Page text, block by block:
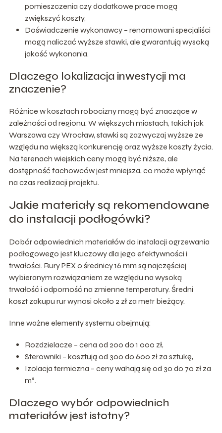
pomieszczenia czy dodatkowe prace mogą
zwiększyć koszty,
Doświadczenie wykonawcy – renomowani specjaliści
mogą naliczać wyższe stawki, ale gwarantują wysoką
jakość wykonania.
Dlaczego lokalizacja inwestycji ma
znaczenie?
Różnice w kosztach robocizny mogą być znaczące w
zależności od regionu. W większych miastach, takich jak
Warszawa czy Wrocław, stawki są zazwyczaj wyższe ze
względu na większą konkurencję oraz wyższe koszty życia.
Na terenach wiejskich ceny mogą być niższe, ale
dostępność fachowców jest mniejsza, co może wpłynąć
na czas realizacji projektu.
Jakie materiały są rekomendowane
do instalacji podłogówki?
Dobór odpowiednich materiałów do instalacji ogrzewania
podłogowego jest kluczowy dla jego efektywności i
trwałości. Rury PEX o średnicy 16 mm są najczęściej
wybieranym rozwiązaniem ze względu na wysoką
trwałość i odporność na zmienne temperatury. Średni
koszt zakupu rur wynosi około 2 zł za metr bieżący.
Inne ważne elementy systemu obejmują:
Rozdzielacze – cena od 200 do 1 000 zł,
Sterowniki – kosztują od 300 do 600 zł za sztukę,
Izolacja termiczna – ceny wahają się od 30 do 70 zł za
m².
Dlaczego wybór odpowiednich
materiałów jest istotny?